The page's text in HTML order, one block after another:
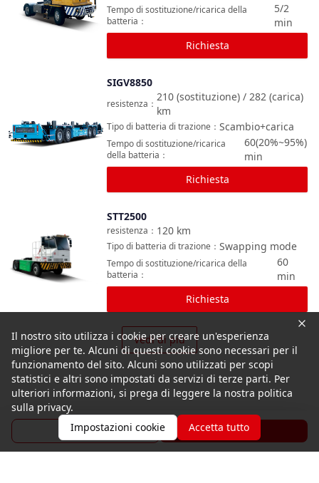
5/2
min
Tempo di sostituzione/ricarica della
batteria ：
Richiesta
SIGV8850
210 (sostituzione) / 282 (carica)
km
resistenza ：
Scambio+carica
Tipo di batteria di trazione ：
60(20%~95%)
min
Tempo di sostituzione/ricarica
della batteria ：
Richiesta
STT2500
120 km
resistenza ：
Swapping mode
Tipo di batteria di trazione ：
60
min
Tempo di sostituzione/ricarica della
batteria ：
Richiesta
Vedi di più
Brochure Richiesta
Il nostro sito utilizza i cookie per creare un'esperienza
migliore per te. Alcuni di questi cookie sono necessari per il
funzionamento del sito. Alcuni sono utilizzati per scopi
statistici e altri sono impostati da servizi di terze parti. Per
ulteriori informazioni, si prega di leggere la nostra politica
sulla privacy.
Impostazioni cookie
Accetta tutto